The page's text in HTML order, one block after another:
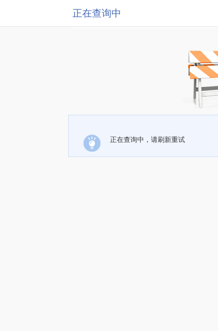
正在查询中
正在查询中，请刷新重试